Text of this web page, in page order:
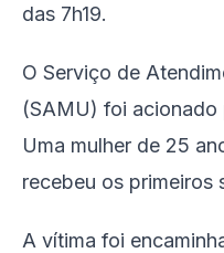
das 7h19.
O Serviço de
(SAMU) foi acionado
Uma mulher de 25
recebeu os primeiros
A vítima foi